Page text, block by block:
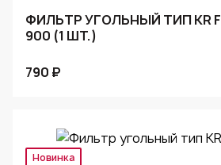
ФИЛЬТР УГОЛЬНЫЙ ТИП KR F
900 (1 ШТ.)
790 ₽
Новинка